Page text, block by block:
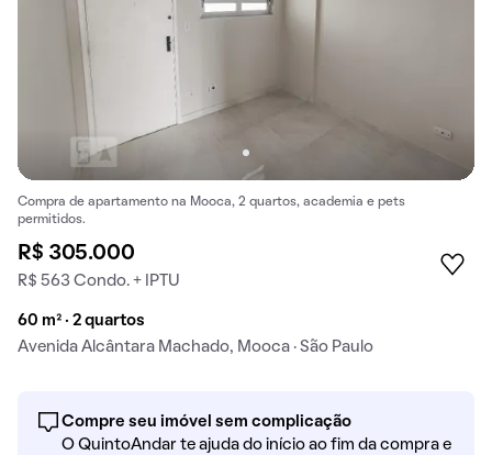
Compra de apartamento na Mooca, 2 quartos, academia e pets
permitidos.
R$ 305.000
R$ 563 Condo. + IPTU
60 m² · 2 quartos
Avenida Alcântara Machado, Mooca · São Paulo
Compre seu imóvel sem complicação
O QuintoAndar te ajuda do início ao fim da compra e